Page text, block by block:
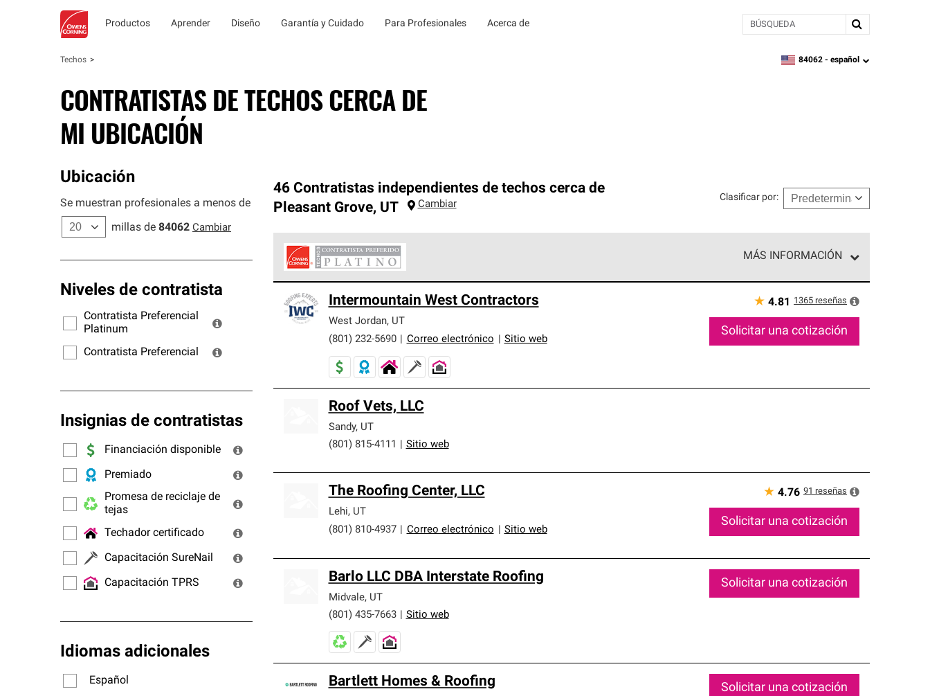
Productos Aprender Diseño Garantía y Cuidado Para Profesionales Acerca de BÚSQUEDA
Techos zipcode,language
84062 - español
CONTRATISTAS DE TECHOS CERCA DE
MI UBICACIÓN
Ubicación
Se muestran profesionales a menos de
millas de 84062 Cambiar
Niveles de contratista
Contratista Preferencial
Platinum
Contratista Preferencial
Insignias de contratistas
Financiación disponible
Premiado
Promesa de reciclaje de
tejas
Techador certificado
Capacitación SureNail
Capacitación TPRS
Idiomas adicionales
Español
46 Contratistas independientes de techos cerca de
Pleasant Grove, UT Cambiar
Clasificar por:
MÁS INFORMACIÓN
cumplen con estándares estrictos de profesionalismo, confiabilidad y destreza incomparable. Solo ellos pueden
ofrecer nuestra mejor garantía de sistemas de techos.
Intermountain West Contractors
West Jordan, UT
(801) 232-5690
Correo electrónico Sitio web
★ 4.81 1365 reseñas
Solicitar una cotización
Roof Vets, LLC
Sandy, UT
(801) 815-4111
Sitio web
The Roofing Center, LLC
Lehi, UT
(801) 810-4937
Correo electrónico Sitio web
★ 4.76 91 reseñas
Solicitar una cotización
Barlo LLC DBA Interstate Roofing
Midvale, UT
(801) 435-7663
Sitio web
Solicitar una cotización
Bartlett Homes & Roofing Solicitar una cotización